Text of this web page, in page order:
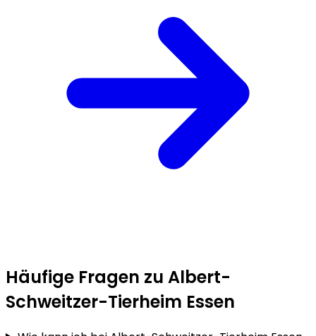
Häufige Fragen zu Albert-
Schweitzer-Tierheim Essen